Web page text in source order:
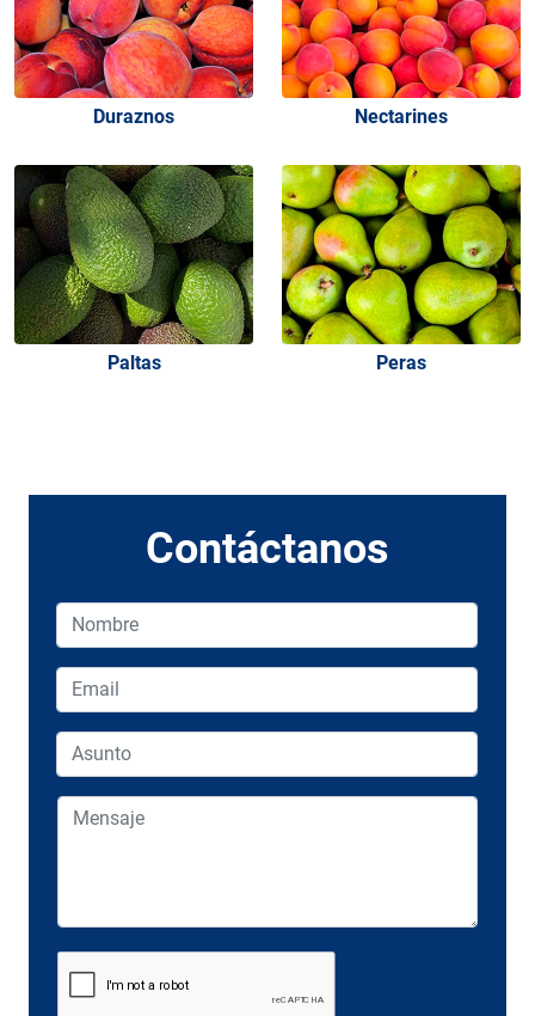
Duraznos Nectarines
Paltas Peras
Contáctanos